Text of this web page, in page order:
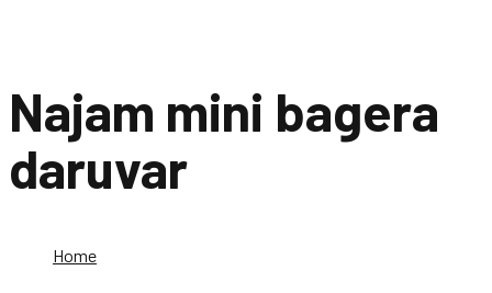
Najam mini bagera
daruvar
Home